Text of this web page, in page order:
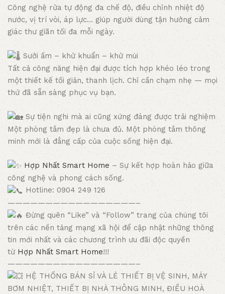
Công nghệ rửa tự động đa chế độ, điều chỉnh nhiệt độ
nước, vị trí vòi, áp lực… giúp người dùng tận hưởng cảm
giác thư giãn tối đa mỗi ngày.
Sưởi ấm – khử khuẩn – khử mùi
Tất cả công năng hiện đại được tích hợp khéo léo trong
một thiết kế tối giản, thanh lịch. Chỉ cần chạm nhẹ — mọi
thứ đã sẵn sàng phục vụ bạn.
Sự tiện nghi mà ai cũng xứng đáng được trải nghiệm
Một phòng tắm đẹp là chưa đủ. Một phòng tắm thông
minh mới là đẳng cấp của cuộc sống hiện đại.
Hợp Nhất Smart Home– Sự kết hợp hoàn hảo giữa
công nghệ và phong cách sống.
Hotline: 0904 249 126
—————————————————–
Đừng quên “Like” và “Follow” trang của chúng tôi
trên các nền tảng mạng xã hội để cập nhật những thông
tin mới nhất và các chương trình ưu đãi độc quyền
từHợp Nhất Smart Home!!!
—————————————————–
HỆ THỐNG BÁN SỈ VÀ LẺ THIẾT BỊ VỆ SINH, MÁY
BƠM NHIỆT, THIẾT BỊ NHÀ THÔNG MINH, ĐIỀU HOÀ